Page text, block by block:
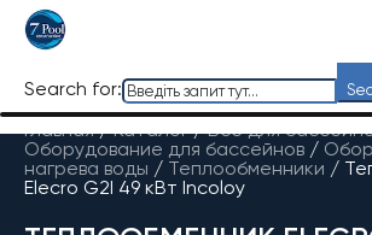
Search for:
Главная / Каталог/Все для
Оборудование для бассейнов /
нагрева воды / Теплообменники /
Elecro G2I 49 кВт Incoloy